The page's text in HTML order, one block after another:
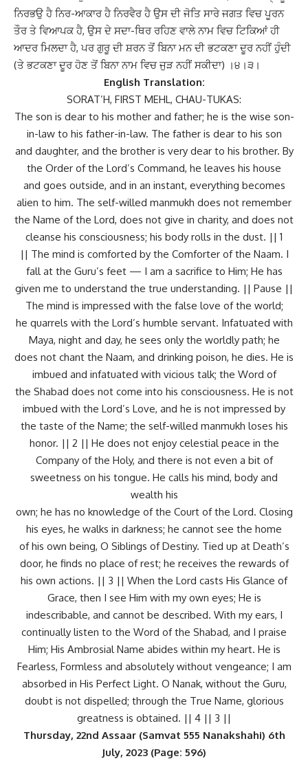
ਨਿਰਭਉ ਹੈ ਨਿਰ-ਆਕਾਰ ਹੈ ਨਿਰਵੈਰ ਹੈ ਉਸ ਦੀ ਜੋਤਿ ਸਾਰੇ ਜਗਤ ਵਿਚ ਪੂਰਨ
ਤੌਰ ਤੇ ਵਿਆਪਕ ਹੈ, ਉਸ ਦੇ ਸਦਾ-ਥਿਰ ਰਹਿਣ ਵਾਲੇ ਨਾਮ ਵਿਚ ਟਿਕਿਆਂ ਹੀ
ਆਦਰ ਮਿਲਦਾ ਹੈ, ਪਰ ਗੁਰੂ ਦੀ ਸ਼ਰਨ ਤੋਂ ਬਿਨਾ ਮਨ ਦੀ ਭਟਕਣਾ ਦੂਰ ਨਹੀਂ ਹੁੰਦੀ
(ਤੇ ਭਟਕਣਾ ਦੂਰ ਹੋਣ ਤੋਂ ਬਿਨਾ ਨਾਮ ਵਿਚ ਜੁੜ ਨਹੀਂ ਸਕੀਦਾ) ।੪।੩।
English Translation:
SORAT’H, FIRST MEHL, CHAU-TUKAS:
The son is dear to his mother and father; he is the wise son-
in-law to his father-in-law. The father is dear to his son
and daughter, and the brother is very dear to his brother. By
the Order of the Lord’s Command, he leaves his house
and goes outside, and in an instant, everything becomes
alien to him. The self-willed manmukh does not remember
the Name of the Lord, does not give in charity, and does not
cleanse his consciousness; his body rolls in the dust. || 1
|| The mind is comforted by the Comforter of the Naam. I
fall at the Guru’s feet — I am a sacrifice to Him; He has
given me to understand the true understanding. || Pause ||
The mind is impressed with the false love of the world;
he quarrels with the Lord’s humble servant. Infatuated with
Maya, night and day, he sees only the worldly path; he
does not chant the Naam, and drinking poison, he dies. He is
imbued and infatuated with vicious talk; the Word of
the Shabad does not come into his consciousness. He is not
imbued with the Lord’s Love, and he is not impressed by
the taste of the Name; the self-willed manmukh loses his
honor. || 2 || He does not enjoy celestial peace in the
Company of the Holy, and there is not even a bit of
sweetness on his tongue. He calls his mind, body and
wealth his
own; he has no knowledge of the Court of the Lord. Closing
his eyes, he walks in darkness; he cannot see the home
of his own being, O Siblings of Destiny. Tied up at Death’s
door, he finds no place of rest; he receives the rewards of
his own actions. || 3 || When the Lord casts His Glance of
Grace, then I see Him with my own eyes; He is
indescribable, and cannot be described. With my ears, I
continually listen to the Word of the Shabad, and I praise
Him; His Ambrosial Name abides within my heart. He is
Fearless, Formless and absolutely without vengeance; I am
absorbed in His Perfect Light. O Nanak, without the Guru,
doubt is not dispelled; through the True Name, glorious
greatness is obtained. || 4 || 3 ||
Thursday, 22nd Assaar (Samvat 555 Nanakshahi) 6th
July, 2023 (Page: 596)